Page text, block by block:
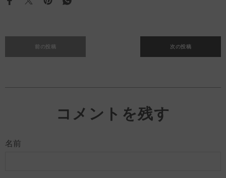
前の投稿 次の投稿
コメントを残す
名前